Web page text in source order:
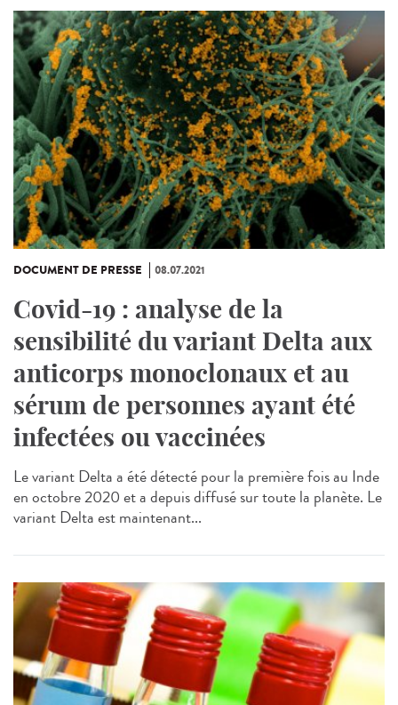
DOCUMENT DE PRESSE 08.07.2021
Covid-19 : analyse de la
sensibilité du variant Delta aux
anticorps monoclonaux et au
sérum de personnes ayant été
infectées ou vaccinées
Le variant Delta a été détecté pour la première fois au Inde
en octobre 2020 et a depuis diffusé sur toute la planète. Le
variant Delta est maintenant...